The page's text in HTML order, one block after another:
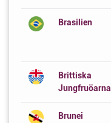
Brasilien
Brittiska
Jungfruöarna
Brunei